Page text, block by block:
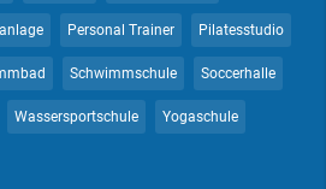
Personal Trainer Pilatesstudio
Schwimmschule Soccerhalle
Wassersportschule Yogaschule